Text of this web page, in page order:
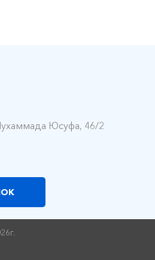
Юсуфа, 46/2